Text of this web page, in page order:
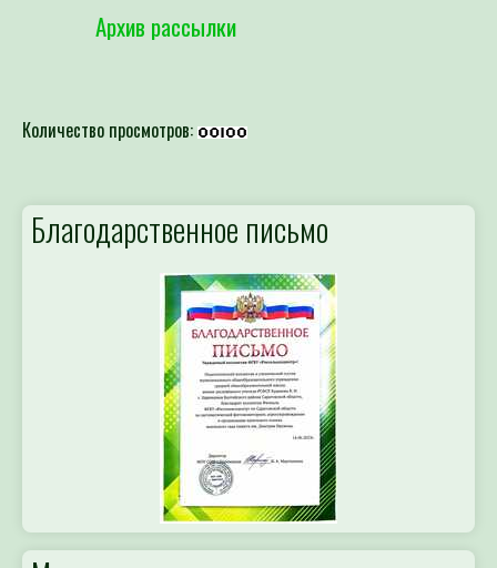
Архив рассылки
Количество просмотров:
Благодарственное письмо